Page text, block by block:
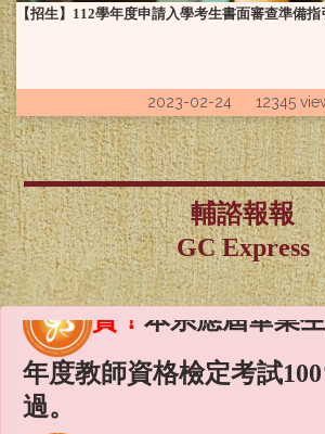
【招生】112學年度申請入學考生書面審查準備指
2023-02-24 12345
輔諮報報
GC Express
賀！本系研究所畢業
諮商心理師高考通過，成
異！！
賀！本系114年社會
考通過，成績優異！！
賀！本系應屆畢業
年度教師資格檢定考試
過。